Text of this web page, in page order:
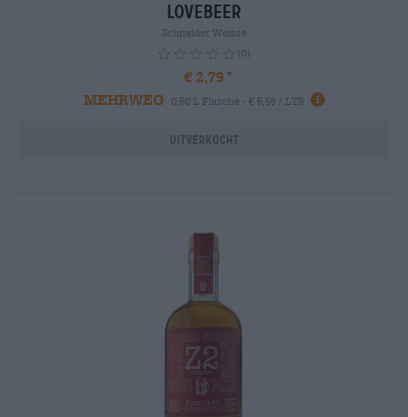
Lovebeer
Schneider Weisse
(0)
€ 2,79
MEHRWEG
0,50 L Flasche - € 5,58 / LTR info
Uitverkocht